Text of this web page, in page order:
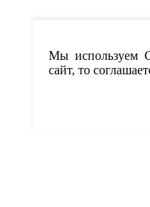
Мы используем
сайт, то